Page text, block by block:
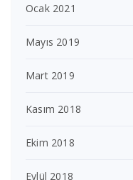
Ocak 2021
Mayıs 2019
Mart 2019
Kasım 2018
Ekim 2018
Eylül 2018